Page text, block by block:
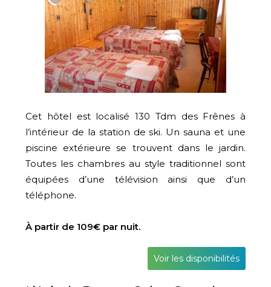
Cet hôtel est localisé 130 Tdm des Frênes à
l’intérieur de la station de ski. Un sauna et une
piscine extérieure se trouvent dans le jardin.
Toutes les chambres au style traditionnel sont
équipées d’une télévision ainsi que d’un
téléphone.
À partir de 109€ par nuit.
Voir les disponibilités